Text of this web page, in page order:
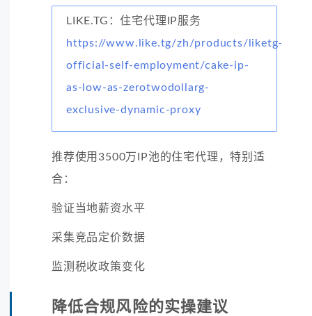
LIKE.TG：住宅代理IP服务
https://www.like.tg/zh/products/liketg-
official-self-employment/cake-ip-
as-low-as-zerotwodollarg-
exclusive-dynamic-proxy
推荐使用3500万IP池的住宅代理，特别适
合：
验证当地薪资水平
采集竞品定价数据
监测税收政策变化
降低合规风险的实操建议